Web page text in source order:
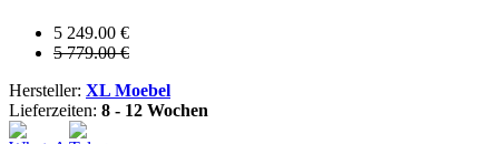
5 249.00 €
5 779.00 €
Hersteller: XL Moebel
Lieferzeiten: 8 - 12 Wochen